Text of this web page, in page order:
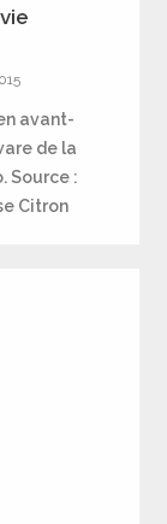
avant-
de la
Source :
Citron